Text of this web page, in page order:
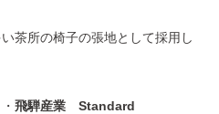
茶所の椅子の張地として採用し
飛騨産業 Standard